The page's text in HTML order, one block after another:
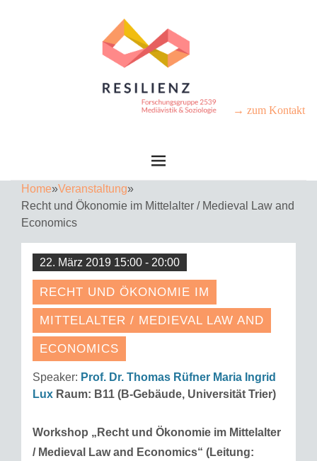
→ zum Kontakt
Home»Veranstaltung»
Recht und Ökonomie im Mittelalter / Medieval Law and
Economics
22. März 2019 15:00 - 20:00
RECHT UND ÖKONOMIE IM
MITTELALTER / MEDIEVAL LAW AND
ECONOMICS
Speaker: Prof. Dr. Thomas RüfnerMaria Ingrid
Lux Raum: B11 (B-Gebäude, Universität Trier)
Workshop „Recht und Ökonomie im Mittelalter
/ Medieval Law and Economics“ (Leitung: